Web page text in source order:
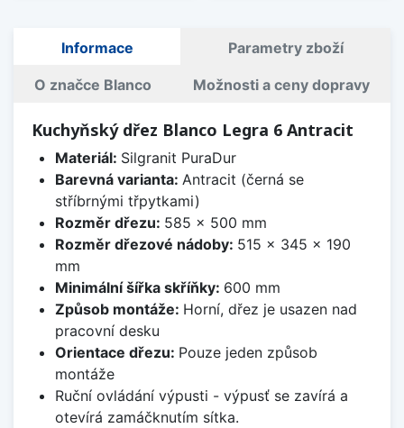
Informace Parametry zboží
O značce Blanco Možnosti a ceny dopravy
Kuchyňský dřez Blanco Legra 6 Antracit
Materiál: Silgranit PuraDur
Barevná varianta: Antracit (černá se
stříbrnými třpytkami)
Rozměr dřezu: 585 x 500 mm
Rozměr dřezové nádoby: 515 x 345 x 190
mm
Minimální šířka skříňky: 600 mm
Způsob montáže: Horní, dřez je usazen nad
pracovní desku
Orientace dřezu: Pouze jeden způsob
montáže
Ruční ovládání výpusti - výpusť se zavírá a
otevírá zamáčknutím sítka.